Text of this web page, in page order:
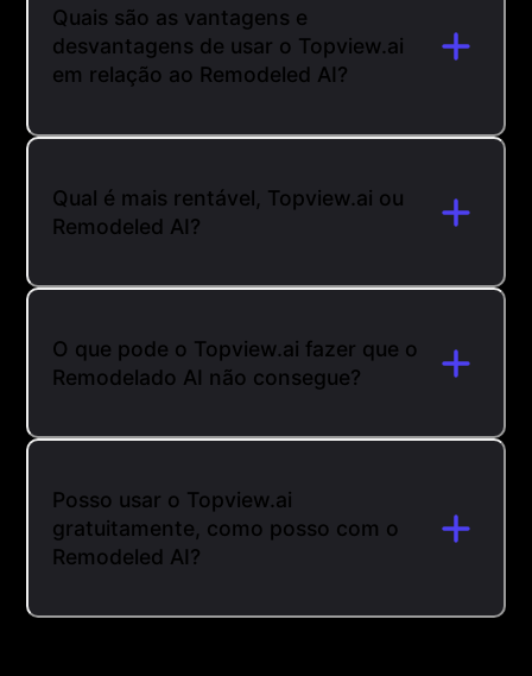
Quais são as vantagens e
desvantagens de usar o Topview.ai
em relação ao Remodeled AI?
Qual é mais rentável, Topview.ai ou
Remodeled AI?
O que pode o Topview.ai fazer que o
Remodelado AI não consegue?
Posso usar o Topview.ai
gratuitamente, como posso com o
Remodeled AI?